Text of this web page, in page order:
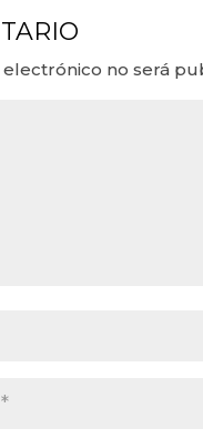
no será